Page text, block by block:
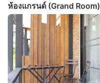
ห้องแกรนด์ (Grand Room)